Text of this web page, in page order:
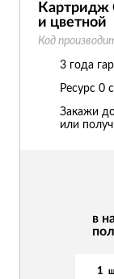
в
1
Картридж
и цветной
Код
3 года
Ресурс 0
Закажи
или